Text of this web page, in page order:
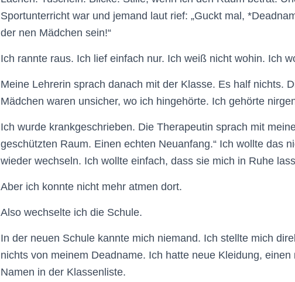
Sportunterricht war und jemand laut rief: „Guckt mal,
der nen Mädchen sein!“
Ich rannte raus. Ich lief einfach nur. Ich weiß nicht wohin. Ich
Meine Lehrerin sprach danach mit der Klasse. Es half nichts.
Mädchen waren unsicher, wo ich hingehörte. Ich gehörte
Ich wurde krankgeschrieben. Die Therapeutin sprach mit
geschützten Raum. Einen echten Neuanfang.“ Ich wollte das
wieder wechseln. Ich wollte einfach, dass sie mich in Ruhe
Aber ich konnte nicht mehr atmen dort.
Also wechselte ich die Schule.
In der neuen Schule kannte mich niemand. Ich stellte mich
nichts von meinem Deadname. Ich hatte neue Kleidung,
Namen in der Klassenliste.